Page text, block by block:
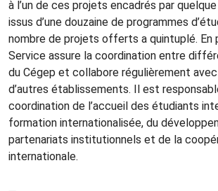
à l’un de ces projets encadrés par
issus d’une douzaine de programmes
nombre de projets offerts a quintuplé. En
Service assure la coordination entre
du Cégep et collabore régulièrement
d’autres établissements. Il est
coordination de l’accueil des étudiants
formation internationalisée, du
partenariats institutionnels et de la
internationale.